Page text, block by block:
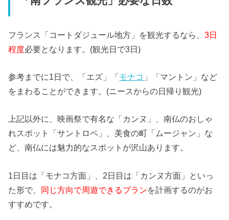
フランス「コートダジュール地方」を観光するなら、3日
程度必要となります。(観光日で3日)
参考までに1日で、「エズ」「モナコ 」「マントン」など
をまわることができます。(ニースからの日帰り観光)
上記以外に、映画祭で有名な「カンヌ」、南仏のおしゃ
れスポット「サントロペ」、美食の町「ムージャン」な
ど、南仏には魅力的なスポットが沢山あります。
1日目は「モナコ方面」、2日目は「カンヌ方面」といっ
た形で、 同じ方向で周遊できるプランを計画するのがお
すすめです。